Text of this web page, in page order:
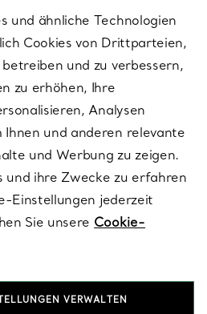
und ähnliche Technologien
Cookies von Drittparteien,
und zu verbessern,
zu erhöhen, Ihre
Analysen
und anderen relevante
und Werbung zu zeigen.
und ihre Zwecke zu erfahren
Einstellungen jederzeit
Sie unsere Cookie-
VERWALTEN